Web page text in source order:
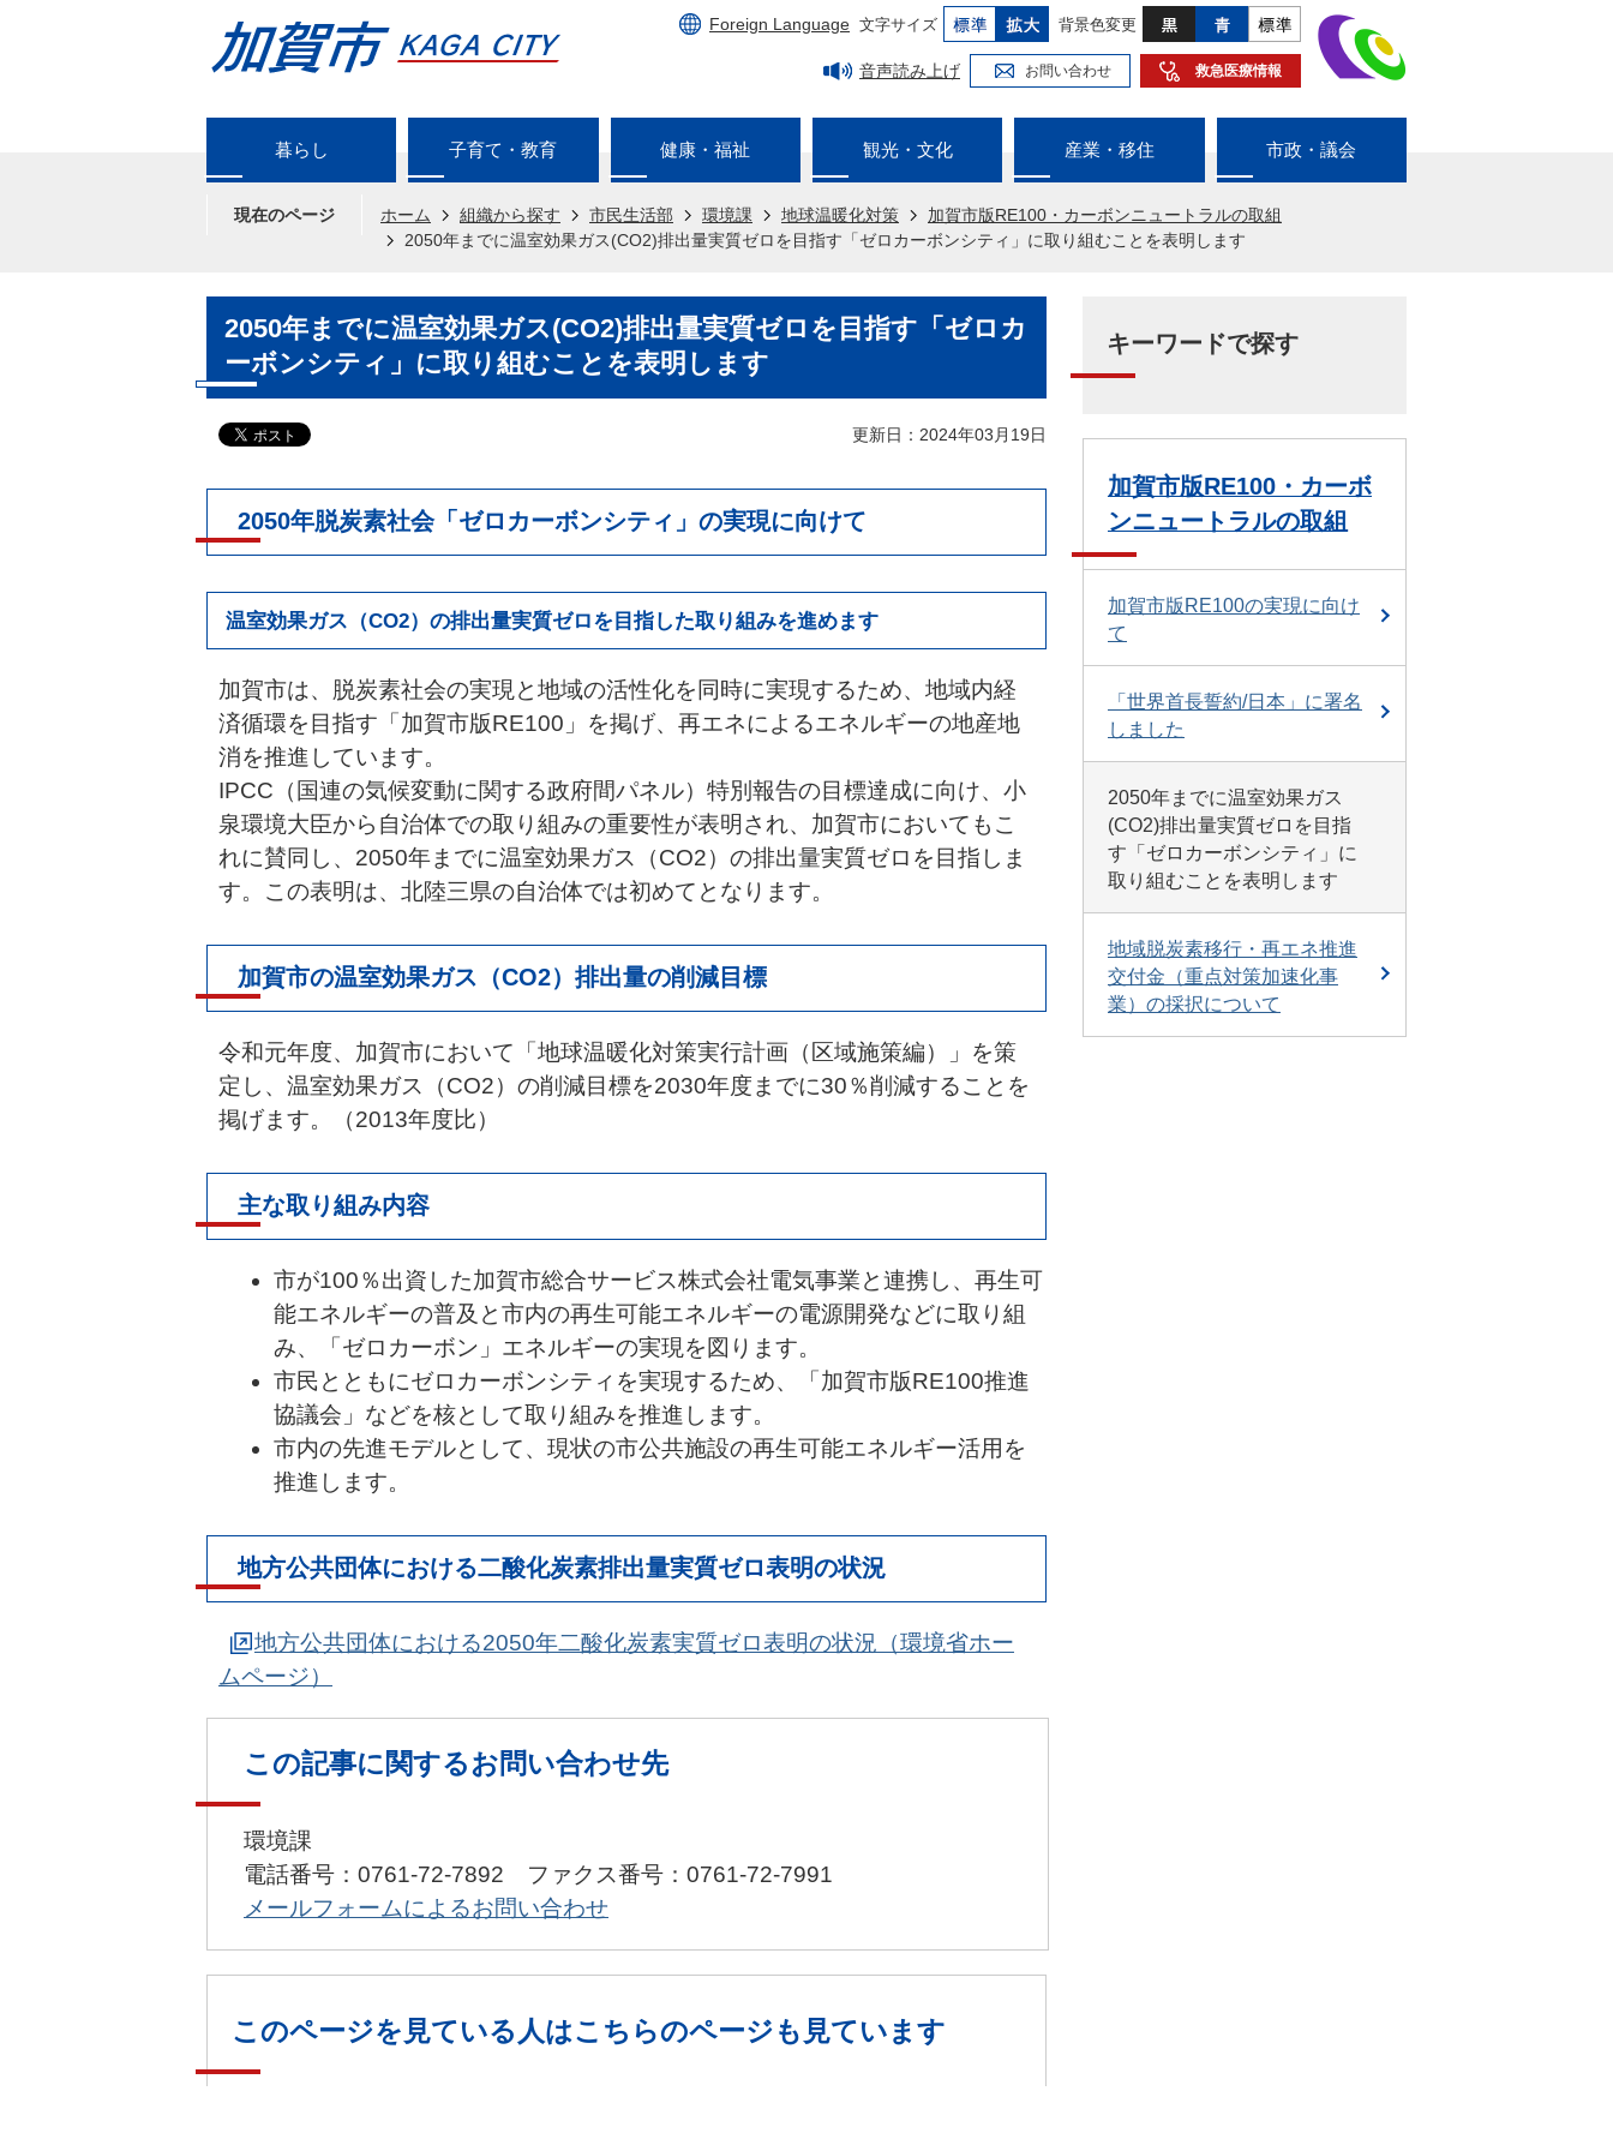
Foreign Language 文字サイズ 背景色変更
音声読み上げ お問い合わせ 救急医療情報
暮らし 子育て・教育 健康・福祉 観光・文化 産業・移住 市政・議会
現在のページ ホーム 組織から探す 市民生活部 環境課 地球温暖化対策
加賀市版RE100・カーボンニュートラルの取組
2050年までに温室効果ガス(CO2)排出量実質ゼロを目指す「ゼロカーボンシティ」に取り組むことを表明します
2050年までに温室効果ガス(CO2)排出量実質ゼロを目指す「ゼロカ
ーボンシティ」に取り組むことを表明します
更新日：2024年03月19日
2050年脱炭素社会「ゼロカーボンシティ」の実現に向けて
温室効果ガス（CO2）の排出量実質ゼロを目指した取り組みを進めます
加賀市は、脱炭素社会の実現と地域の活性化を同時に実現するため、地域内経
済循環を目指す「加賀市版RE100」を掲げ、再エネによるエネルギーの地産地
消を推進しています。
IPCC（国連の気候変動に関する政府間パネル）特別報告の目標達成に向け、小
泉環境大臣から自治体での取り組みの重要性が表明され、加賀市においてもこ
れに賛同し、2050年までに温室効果ガス（CO2）の排出量実質ゼロを目指しま
す。この表明は、北陸三県の自治体では初めてとなります。
加賀市の温室効果ガス（CO2）排出量の削減目標
令和元年度、加賀市において「地球温暖化対策実行計画（区域施策編）」を策
定し、温室効果ガス（CO2）の削減目標を2030年度までに30％削減することを
掲げます。（2013年度比）
主な取り組み内容
市が100％出資した加賀市総合サービス株式会社電気事業と連携し、再生可
能エネルギーの普及と市内の再生可能エネルギーの電源開発などに取り組
み、「ゼロカーボン」エネルギーの実現を図ります。
市民とともにゼロカーボンシティを実現するため、「加賀市版RE100推進
協議会」などを核として取り組みを推進します。
市内の先進モデルとして、現状の市公共施設の再生可能エネルギー活用を
推進します。
地方公共団体における二酸化炭素排出量実質ゼロ表明の状況
地方公共団体における2050年二酸化炭素実質ゼロ表明の状況（環境省ホー
ムページ）
この記事に関するお問い合わせ先
環境課
電話番号：0761-72-7892 ファクス番号：0761-72-7991
メールフォームによるお問い合わせ
このページを見ている人はこちらのページも見ています
キーワードで探す
加賀市版RE100・カーボ
ンニュートラルの取組
加賀市版RE100の実現に向け
て
「世界首長誓約/日本」に署名
しました
2050年までに温室効果ガス
(CO2)排出量実質ゼロを目指
す「ゼロカーボンシティ」に
取り組むことを表明します
地域脱炭素移行・再エネ推進
交付金（重点対策加速化事
業）の採択について